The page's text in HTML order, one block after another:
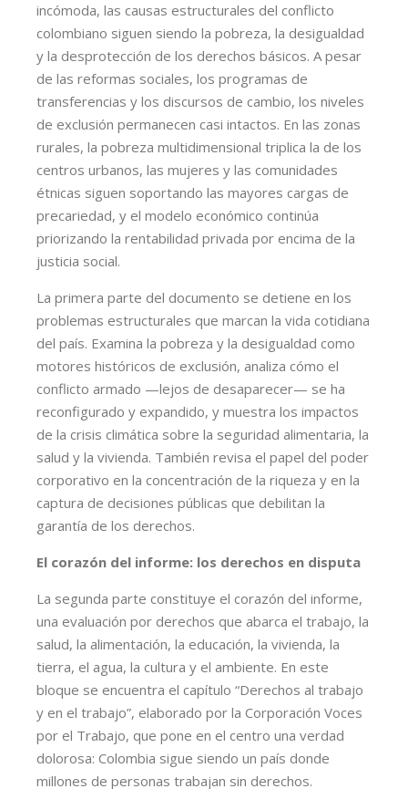
incómoda, las causas estructurales del conflicto
colombiano siguen siendo la pobreza, la desigualdad
y la desprotección de los derechos básicos. A pesar
de las reformas sociales, los programas de
transferencias y los discursos de cambio, los niveles
de exclusión permanecen casi intactos. En las zonas
rurales, la pobreza multidimensional triplica la de los
centros urbanos, las mujeres y las comunidades
étnicas siguen soportando las mayores cargas de
precariedad, y el modelo económico continúa
priorizando la rentabilidad privada por encima de la
justicia social.
La primera parte del documento se detiene en los
problemas estructurales que marcan la vida cotidiana
del país. Examina la pobreza y la desigualdad como
motores históricos de exclusión, analiza cómo el
conflicto armado —lejos de desaparecer— se ha
reconfigurado y expandido, y muestra los impactos
de la crisis climática sobre la seguridad alimentaria, la
salud y la vivienda. También revisa el papel del poder
corporativo en la concentración de la riqueza y en la
captura de decisiones públicas que debilitan la
garantía de los derechos.
El corazón del informe: los derechos en disputa
La segunda parte constituye el corazón del informe,
una evaluación por derechos que abarca el trabajo, la
salud, la alimentación, la educación, la vivienda, la
tierra, el agua, la cultura y el ambiente. En este
bloque se encuentra el capítulo “Derechos al trabajo
y en el trabajo”, elaborado por la Corporación Voces
por el Trabajo, que pone en el centro una verdad
dolorosa: Colombia sigue siendo un país donde
millones de personas trabajan sin derechos.